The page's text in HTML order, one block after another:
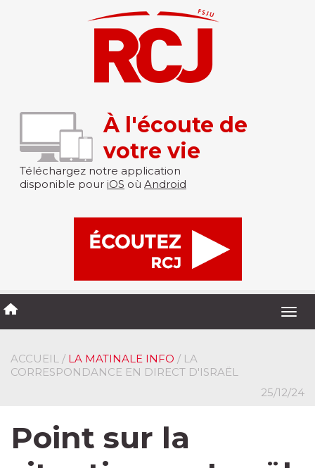
À l'écoute de
votre vie
Téléchargez notre application
disponible pour iOS où Android
ACCUEIL / LA MATINALE INFO / LA
CORRESPONDANCE EN DIRECT D'ISRAËL
25/12/24
Point sur la